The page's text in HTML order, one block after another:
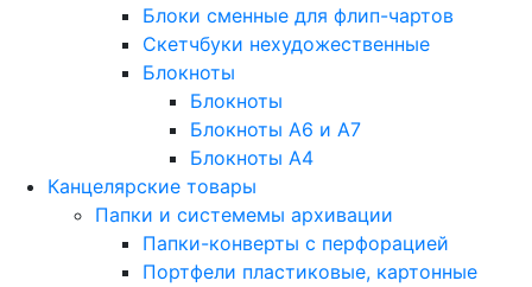
Блоки сменные для флип-чартов
Скетчбуки нехудожественные
Блокноты
Блокноты
Блокноты A6 и A7
Блокноты A4
Канцелярские товары
Папки и системемы архивации
Папки-конверты с перфорацией
Портфели пластиковые, картонные